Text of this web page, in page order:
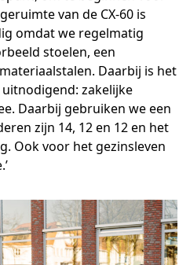
van de CX-60 is
omdat we regelmatig
stoelen, een
Daarbij is het
zakelijke
Daarbij gebruiken we een
zijn 14, 12 en 12 en het
Ook voor het gezinsleven